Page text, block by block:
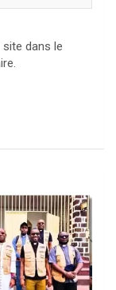
dans le